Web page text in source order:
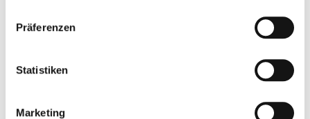
Präferenzen
Statistiken
Marketing